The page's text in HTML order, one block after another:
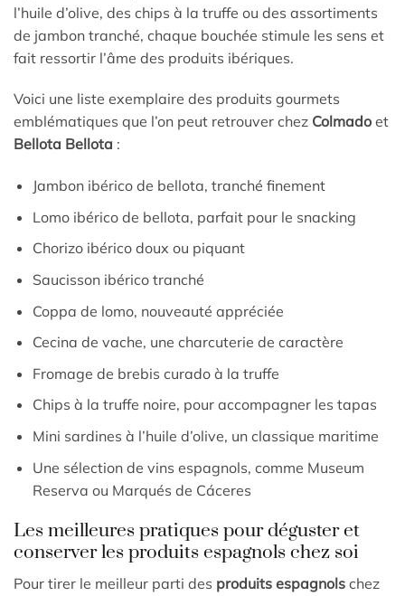
l’huile d’olive, des chips à la truffe ou des assortiments
de jambon tranché, chaque bouchée stimule les sens et
fait ressortir l’âme des produits ibériques.
Voici une liste exemplaire des produits gourmets
emblématiques que l’on peut retrouver chez Colmado et
Bellota Bellota :
Jambon ibérico de bellota, tranché finement
Lomo ibérico de bellota, parfait pour le snacking
Chorizo ibérico doux ou piquant
Saucisson ibérico tranché
Coppa de lomo, nouveauté appréciée
Cecina de vache, une charcuterie de caractère
Fromage de brebis curado à la truffe
Chips à la truffe noire, pour accompagner les tapas
Mini sardines à l’huile d’olive, un classique maritime
Une sélection de vins espagnols, comme Museum
Reserva ou Marqués de Cáceres
Les meilleures pratiques pour déguster et
conserver les produits espagnols chez soi
Pour tirer le meilleur parti des produits espagnols chez